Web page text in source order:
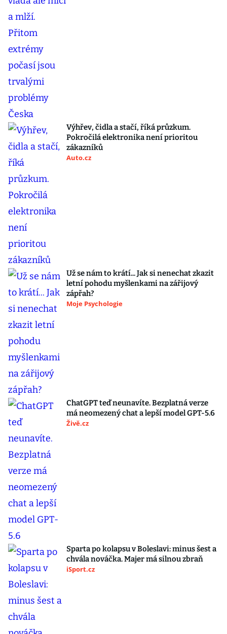
Výhřev, čidla a stačí, říká průzkum.
Pokročilá elektronika není prioritou
zákazníků
Auto.cz
Už se nám to krátí... Jak si nenechat zkazit
letní pohodu myšlenkami na zářijový
zápřah?
Moje Psychologie
ChatGPT teď neunavíte. Bezplatná verze
má neomezený chat a lepší model GPT-5.6
Živě.cz
Sparta po kolapsu v Boleslavi: minus šest a
chvála nováčka. Majer má silnou zbraň
iSport.cz